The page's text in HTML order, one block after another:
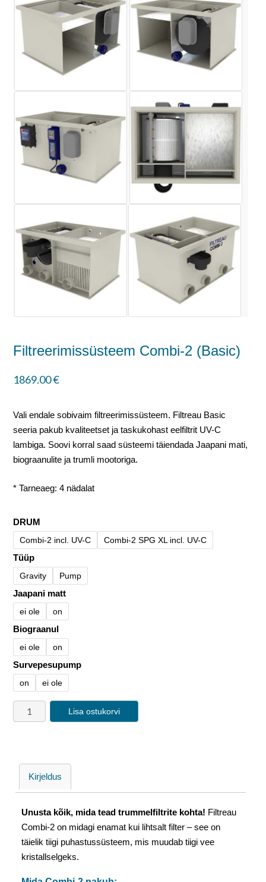
Filtreerimissüsteem Combi-2 (Basic)
1869.00€
Vali endale sobivaim filtreerimissüsteem. Filtreau Basic
seeria pakub kvaliteetset ja taskukohast eelfiltrit UV-C
lambiga. Soovi korral saad süsteemi täiendada Jaapani mati,
biograanulite ja trumli mootoriga.
* Tarneaeg: 4 nädalat
DRUM
Combi-2 incl. UV-C Combi-2 SPG XL incl. UV-C
Tüüp
Gravity Pump
Jaapani matt
ei ole on
Biograanul
ei ole on
Survepesupump
on ei ole
Lisa ostukorvi
Kirjeldus
Unusta kõik, mida tead trummelfiltrite kohta! Filtreau
Combi-2 on midagi enamat kui lihtsalt filter – see on
täielik tiigi puhastussüsteem, mis muudab tiigi vee
kristallselgeks.